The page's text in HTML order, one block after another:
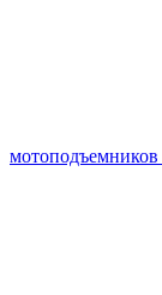
мотоподъемников